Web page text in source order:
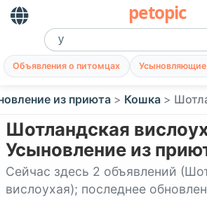
petopic
Объявления о питомцах
из приюта Кошка
Шотландская
Усыновление из
Сейчас здесь 2 объявлений
вислоухая); последнее